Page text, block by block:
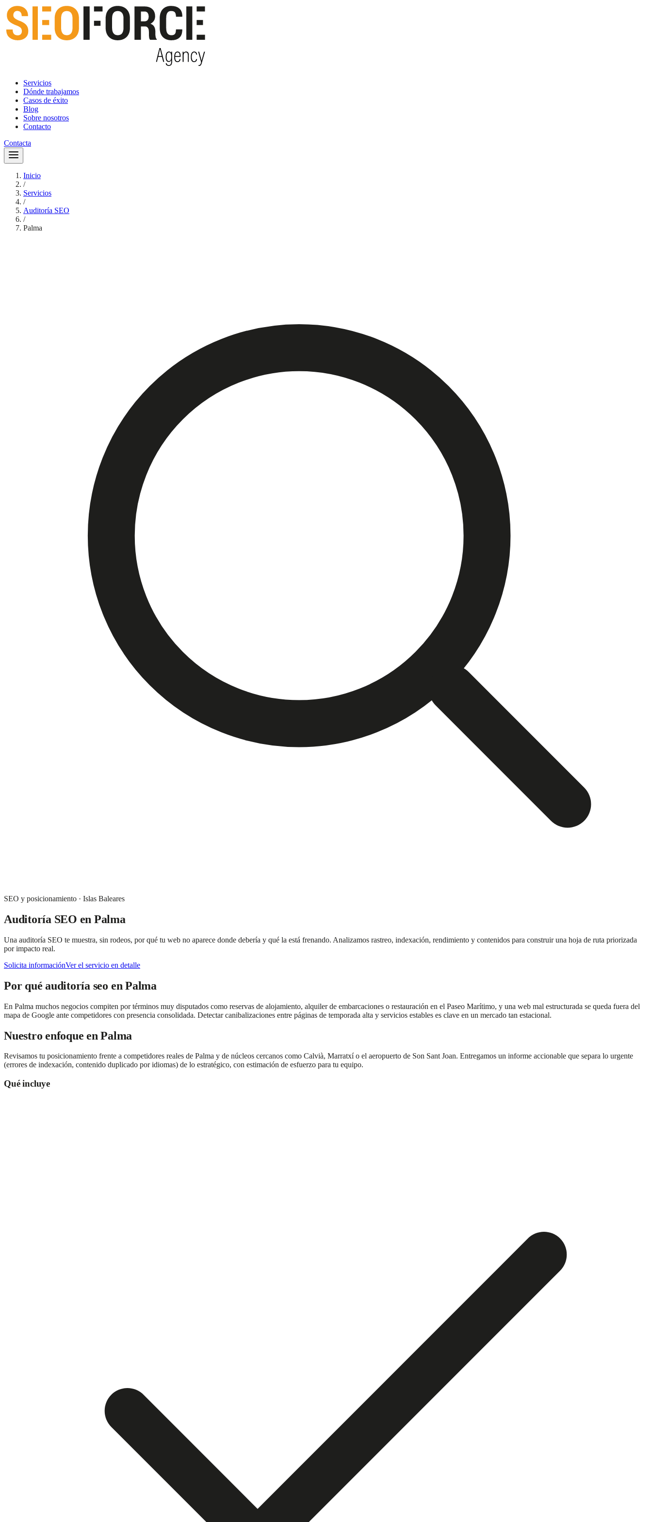
Servicios
Dónde trabajamos
Casos de éxito
Blog
Sobre nosotros
Contacto
Contacta
Inicio
/
Servicios
/
Auditoría SEO
/
Palma
SEO y posicionamiento · Islas Baleares
Auditoría SEO en Palma
Una auditoría SEO te muestra, sin rodeos, por qué tu web no aparece donde debería y qué la está frenando. Analizamos rastreo, indexación, rendimiento y contenidos para construir una hoja de ruta priorizada
por impacto real.
Solicita informaciónVer el servicio en detalle
Por quéauditoría seo enPalma
En Palma muchos negocios compiten por términos muy disputados como reservas de alojamiento, alquiler de embarcaciones o restauración en el Paseo Marítimo, y una web mal estructurada se queda fuera del
mapa de Google ante competidores con presencia consolidada. Detectar canibalizaciones entre páginas de temporada alta y servicios estables es clave en un mercado tan estacional.
Nuestro enfoque enPalma
Revisamos tu posicionamiento frente a competidores reales de Palma y de núcleos cercanos como Calvià, Marratxí o el aeropuerto de Son Sant Joan. Entregamos un informe accionable que separa lo urgente
(errores de indexación, contenido duplicado por idiomas) de lo estratégico, con estimación de esfuerzo para tu equipo.
Qué incluye